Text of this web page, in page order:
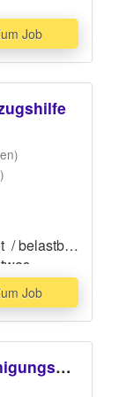
Job
/ belastbar
zu
Kunden
die
Job
Reinigungskraft (m/w/d) @ Reinigungskraft